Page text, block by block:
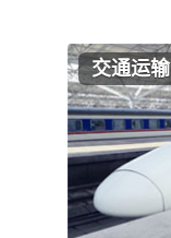
交通运输